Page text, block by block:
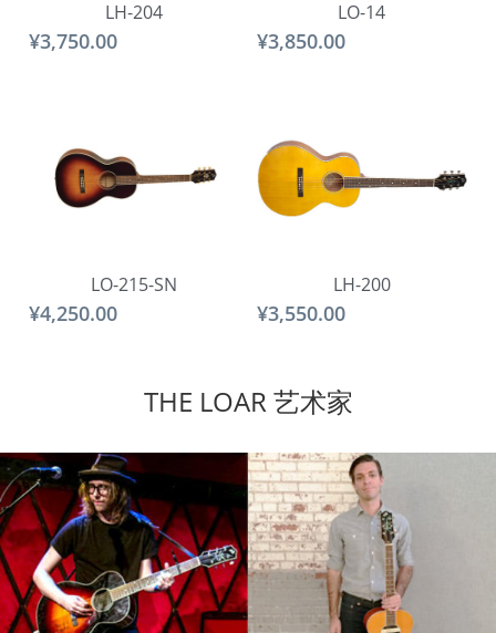
LH-204
¥3,750.00
LO-14
¥3,850.00
LO-215-SN
¥4,250.00
LH-200
¥3,550.00
THE LOAR 艺术家